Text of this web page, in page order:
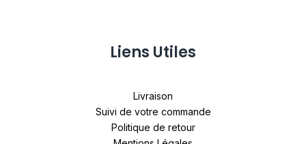
Liens Utiles
Livraison
Suivi de votre commande
Politique de retour